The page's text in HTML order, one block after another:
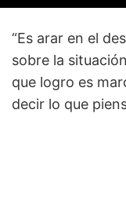
“Es arar en el
sobre la
que logro es
decir lo que